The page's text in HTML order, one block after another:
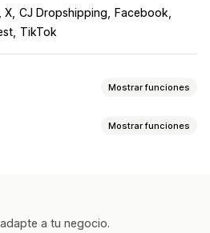
X CJ Dropshipping
Facebook
TikTok
Mostrar funciones
Mostrar funciones
Informes personalizados
a tu negocio.